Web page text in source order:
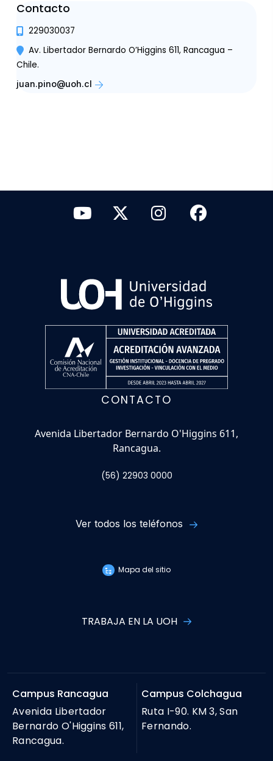
Contacto
229030037
Av. Libertador Bernardo O’Higgins 611, Rancagua –
Chile.
juan.pino@uoh.cl
CONTACTO
Avenida Libertador Bernardo O'Higgins 611,
Rancagua.
(56) 22903 0000
Ver todos los teléfonos
Mapa del sitio
TRABAJA EN LA UOH
Campus Rancagua
Avenida Libertador
Bernardo O'Higgins 611,
Rancagua.
Campus Colchagua
Ruta I-90. KM 3, San
Fernando.